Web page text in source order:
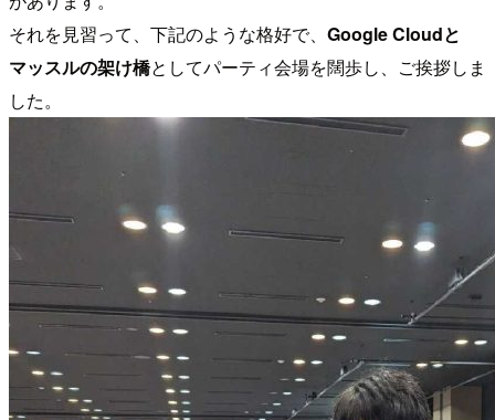
それを見習って、下記のような格好で、 Google Cloudと
マッスルの架け橋としてパーティ会場を闊歩し、ご挨拶しま
した。